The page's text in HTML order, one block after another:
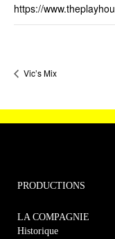
https://
Vic’s Mix
PRODUCTIONS
LA COMPAGNIE
Historique